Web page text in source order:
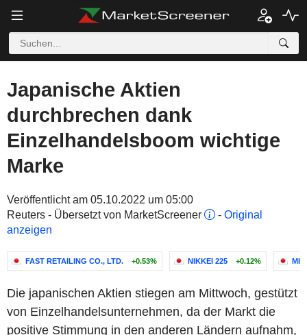
Japanische Aktien
durchbrechen dank
Einzelhandelsboom wichtige
Marke
Veröffentlicht am 05.10.2022 um 05:00
Reuters - Übersetzt von MarketScreener
- Original
anzeigen
FAST RETAILING CO., LTD. +0.53% NIKKEI 225 +0.12%
Die japanischen Aktien stiegen am Mittwoch, gestützt
von Einzelhandelsunternehmen, da der Markt die
positive Stimmung in den anderen Ländern aufnahm,